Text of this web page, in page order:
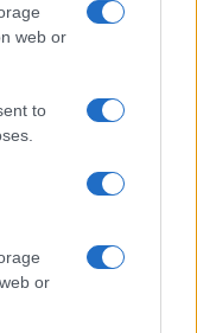
web or
to
or